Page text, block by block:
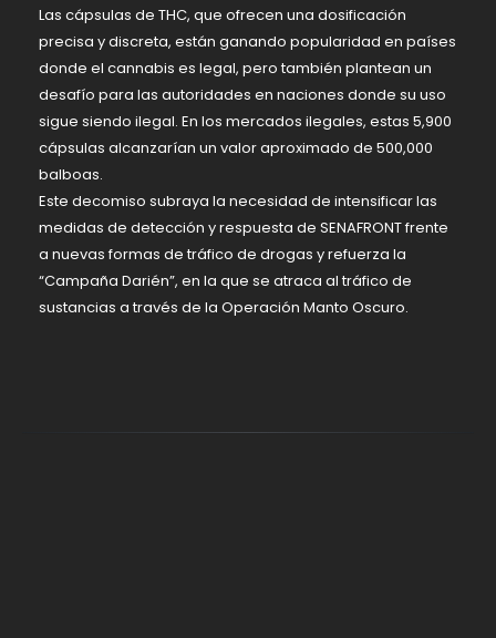
Las cápsulas de THC, que ofrecen una dosificación
precisa y discreta, están ganando popularidad en países
donde el cannabis es legal, pero también plantean un
desafío para las autoridades en naciones donde su uso
sigue siendo ilegal. En los mercados ilegales, estas 5,900
cápsulas alcanzarían un valor aproximado de 500,000
balboas.
Este decomiso subraya la necesidad de intensificar las
medidas de detección y respuesta de SENAFRONT frente
a nuevas formas de tráfico de drogas y refuerza la
“Campaña Darién”, en la que se atraca al tráfico de
sustancias a través de la Operación Manto Oscuro.